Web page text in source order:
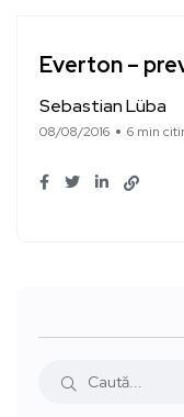
Everton –
Sebastian Lüba
08/08/2016 6 min